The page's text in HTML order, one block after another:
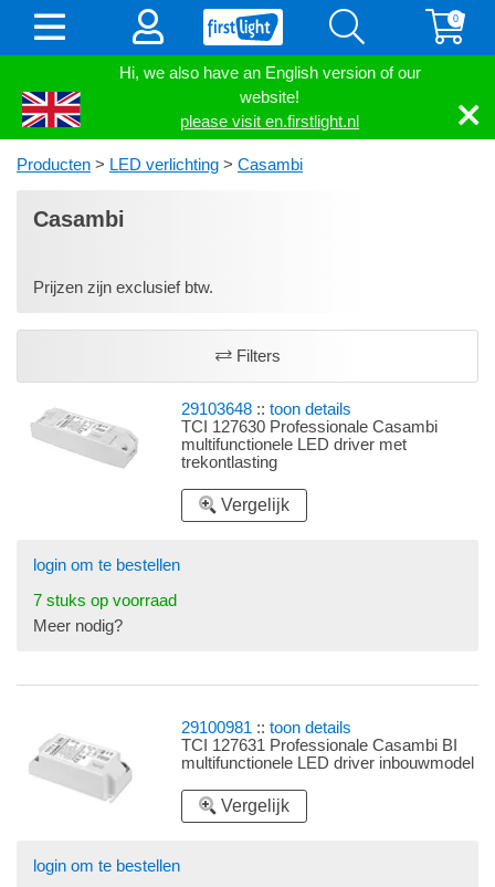
Hi, we also have an English version of our
website!
please visit en.firstlight.nl
0
Producten > LED verlichting > Casambi
Casambi
Prijzen zijn exclusief btw.
Filters
29103648 ::toon details
TCI 127630 Professionale Casambi
multifunctionele LED driver met
trekontlasting
Vergelijk
login om te bestellen
7 stuks op voorraad
Meer nodig?
29100981 ::toon details
TCI 127631 Professionale Casambi BI
multifunctionele LED driver inbouwmodel
Vergelijk
login om te bestellen